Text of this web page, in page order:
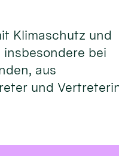
Klimaschutz und
bei
aus
und